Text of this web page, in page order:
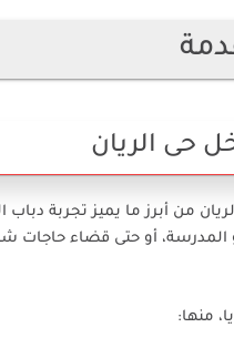
حى الريان
من أبرز ما يميز تجربة
المدرسة، أو حتى قضاء حاجات
منها: